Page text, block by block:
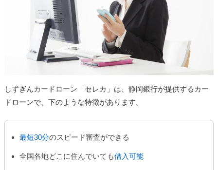
しずぎんカードローン「セレカ」は、静岡銀行が提供するカー
ドローンで、下のような特徴があります。
最短30分のスピード審査ができる
全国各地どこに住んでいても借入可能